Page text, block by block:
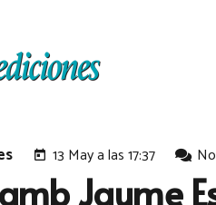
today 13 May a las 17:37
Jaume